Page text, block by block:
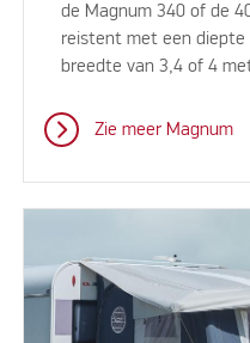
de Magnum 340 of de
reistent met een diepte
breedte van 3,4 of 4
Zie meer Magnum